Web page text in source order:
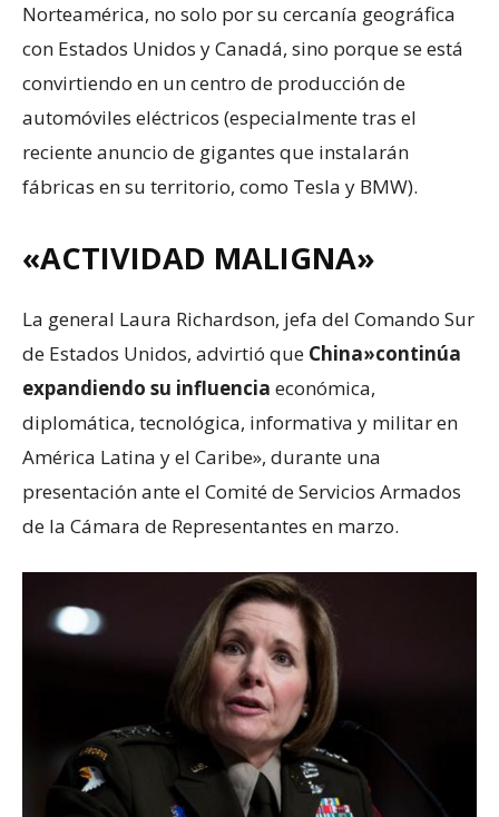
Norteamérica, no solo por su cercanía geográfica
con Estados Unidos y Canadá, sino porque se está
convirtiendo en un centro de producción de
automóviles eléctricos (especialmente tras el
reciente anuncio de gigantes que instalarán
fábricas en su territorio, como Tesla y BMW).
«ACTIVIDAD MALIGNA»
La general Laura Richardson, jefa del Comando Sur
de Estados Unidos, advirtió que China»continúa
expandiendo su influencia económica,
diplomática, tecnológica, informativa y militar en
América Latina y el Caribe», durante una
presentación ante el Comité de Servicios Armados
de la Cámara de Representantes en marzo.